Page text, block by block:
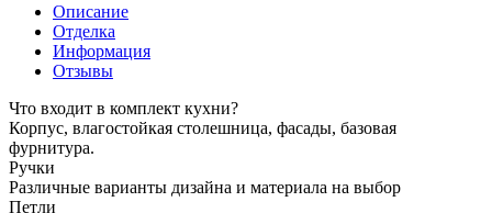
Описание
Отделка
Информация
Отзывы
Что входит в комплект кухни?
Корпус, влагостойкая столешница, фасады, базовая
фурнитура.
Ручки
Различные варианты дизайна и материала на выбор
Петли